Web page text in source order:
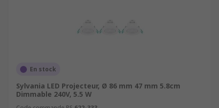
En stock
Sylvania LED Projecteur, Ø 86 mm 47 mm 5.8cm
Dimmable 240V, 5.5 W